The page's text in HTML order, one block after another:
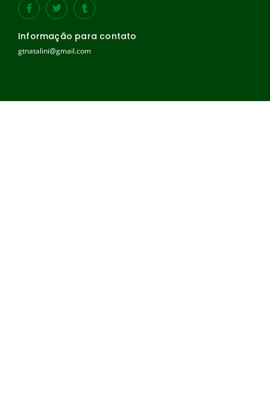
Informação para contato
gtnatalini@gmail.com